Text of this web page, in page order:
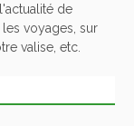
de
voyages, sur
valise, etc.